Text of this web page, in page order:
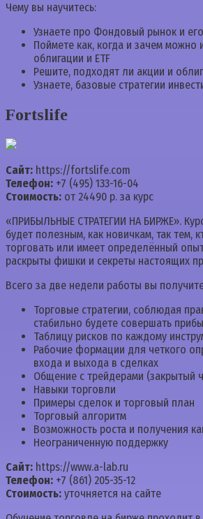
Чему вы научитесь:
Узнаете про Фондовый рынок и
Поймете как, когда и зачем можно
облигации и ETF
Решите, подходят ли акции и
Узнаете, базовые стратегии
Fortslife
Сайт: https://fortslife.com
Телефон: +7 (495) 133-16-04
Стоимость: от 24490 р. за курс
«ПРИБЫЛЬНЫЕ СТРАТЕГИИ НА БИРЖЕ».
будет полезным, как новичкам, так тем,
торговать или имеет определённый
раскрыты фишки и секреты настоящих
Всего за две недели работы вы
Торговые стратегии, соблюдая
стабильно будете совершать
Таблицу рисков по каждому
Рабочие формации для четкого
входа и выхода в сделках
Общение с трейдерами (закрытый
Навыки торговли
Примеры сделок и торговый план
Торговый алгоритм
Возможность роста и получения
Неограниченную поддержку
Сайт: https://www.a-lab.ru
Телефон: +7 (861) 205-35-12
Стоимость: уточняется на сайте